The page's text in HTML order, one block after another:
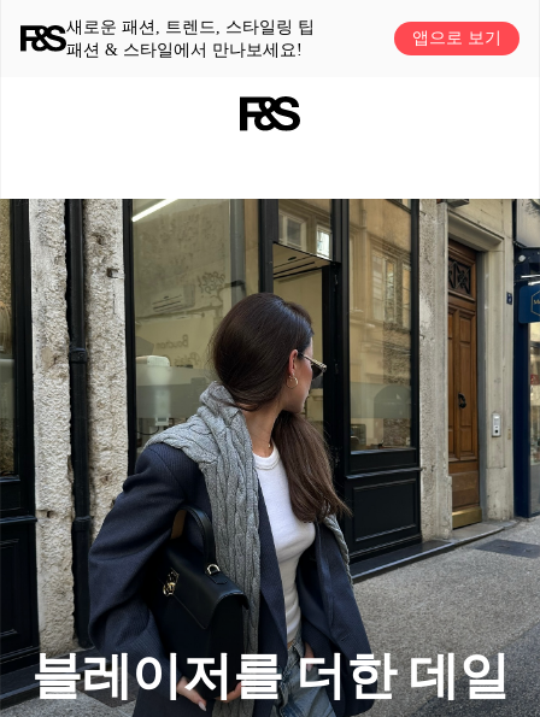
새로운 패션, 트렌드, 스타일링 팁
패션 & 스타일에서 만나보세요!
앱으로 보기
블레이저를 더한 데일